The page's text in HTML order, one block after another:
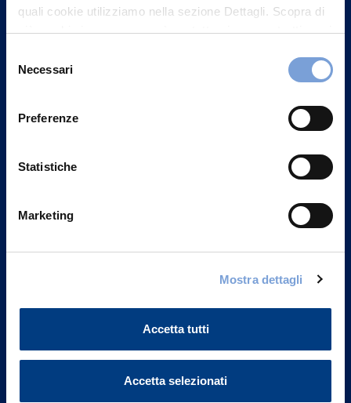
quali cookie utilizziamo nella sezione Dettagli. Scopra di
più su chi siamo, come può contattarci e come trattiamo i
può trovare nel footer del sito nella sezione "Informativa
delNecessari
Preferenze
Statistiche
Marketing
Mostra dettagli
Accetta tutti
Accetta selezionati
Contattaci
FAQ